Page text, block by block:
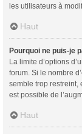
les utilisateurs à
Haut
Pourquoi ne puis-je
La limite d’options
forum. Si le nombre
semble trop restreint,
est possible de
Haut